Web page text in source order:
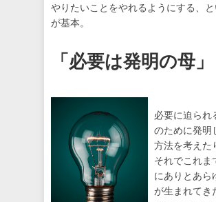
やりたいことをやれるようにする、と
が基本。
「必要は発明の母」
必要に迫られ
のために発明
方法を考えた
それでこれま
にありとあら
が生まれてき